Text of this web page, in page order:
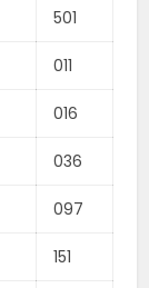
501
011
016
036
097
151